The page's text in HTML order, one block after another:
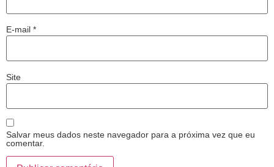
E-mail *
Site
Salvar meus dados neste navegador para a próxima vez que eu
comentar.